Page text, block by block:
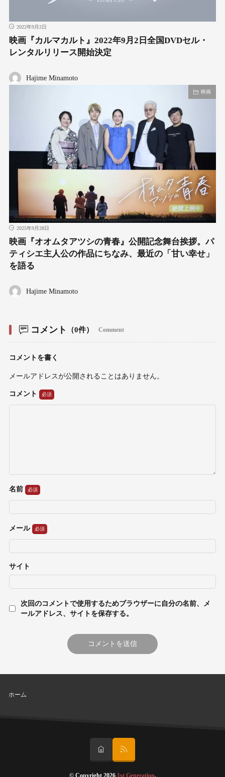
2022年9月2日
映画『カルマカルト』2022年9月2日全国DVDセル・
レンタルリリース開始決定
Hajime Minamoto
映画
2025年9月28日
映画『オオムタアツシの青春』公開記念舞台挨拶。パ
ティシエ主人公の作品にちなみ、最近の「甘い幸せ」
を語る
Hajime Minamoto
コメント （0件） Comment
コメントを書く
メールアドレスが公開されることはありません。
コメント
名前
メール
サイト
次回のコメントで使用するためブラウザーに自分の名前、メ
ールアドレス、サイトを保存する。
ホーム
© Copyright 2026 1st Generation.